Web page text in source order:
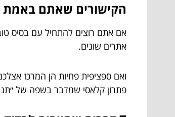
הקישורים שאתם באמת
אם אתם רוצים להתחיל עם בסיס טוב
אתרים שונים.
ואם ספציפית פחיות הן המרכז
פתרון קלאסי שמדבר בשפה של